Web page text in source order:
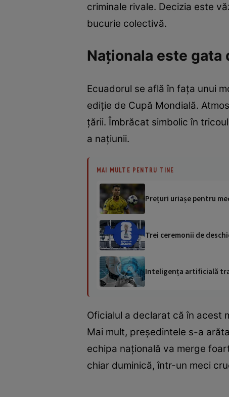
criminale rivale. Decizia este
bucurie colectivă.
Naționala este gata
Ecuadorul se află în fața unui
ediție de Cupă Mondială.
țării. Îmbrăcat simbolic în
a națiunii.
MAI MULTE PENTRU TINE
Prețuri uriașe pentru
Trei ceremonii de
Inteligența artificială
Oficialul a declarat că în acest
Mai mult, președintele s-a
echipa națională va merge
chiar duminică, într-un meci